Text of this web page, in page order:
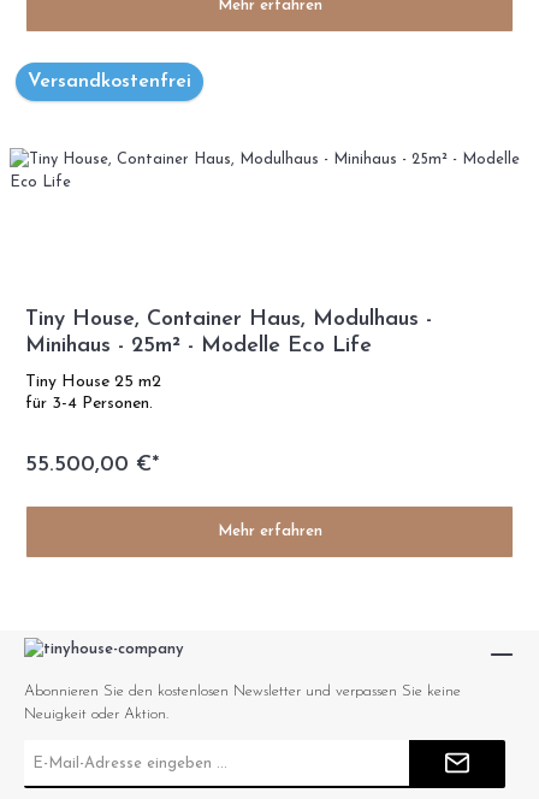
Mehr erfahren
Versandkostenfrei
Tiny House, Container Haus, Modulhaus -
Minihaus - 25m² - Modelle Eco Life
Tiny House 25 m2
für 3-4 Personen.
55.500,00 €*
Mehr erfahren
Abonnieren Sie den kostenlosen Newsletter und verpassen Sie keine
Neuigkeit oder Aktion.